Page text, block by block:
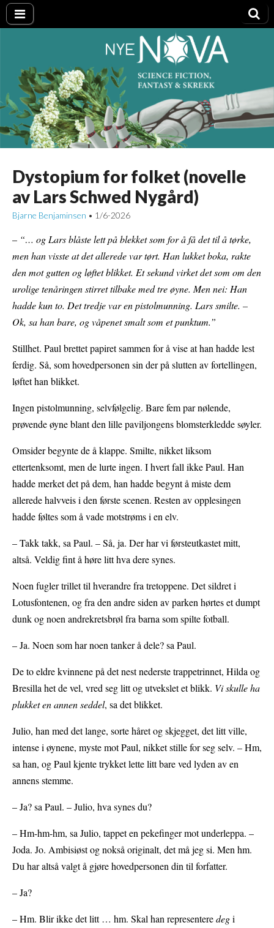
Nye NOVA
Dystopium for folket (novelle
av Lars Schwed Nygård)
Bjarne Benjaminsen • 1/6-2026
– “… og Lars blåste lett på blekket som for å få det til å tørke,
men han visste at det allerede var tørt. Han lukket boka, rakte
den mot gutten og løftet blikket. Et sekund virket det som om den
urolige tenåringen stirret tilbake med tre øyne. Men nei: Han
hadde kun to. Det tredje var en pistolmunning. Lars smilte. –
Ok, sa han bare, og våpenet smalt som et punktum.”
Stillhet. Paul brettet papiret sammen for å vise at han hadde lest
ferdig. Så, som hovedpersonen sin der på slutten av fortellingen,
løftet han blikket.
Ingen pistolmunning, selvfølgelig. Bare fem par nølende,
prøvende øyne blant den lille paviljongens blomsterkledde søyler.
Omsider begynte de å klappe. Smilte, nikket liksom
ettertenksomt, men de lurte ingen. I hvert fall ikke Paul. Han
hadde merket det på dem, han hadde begynt å miste dem
allerede halvveis i den første scenen. Resten av opplesingen
hadde føltes som å vade motstrøms i en elv.
– Takk takk, sa Paul. – Så, ja. Der har vi førsteutkastet mitt,
altså. Veldig fint å høre litt hva dere synes.
Noen fugler trillet til hverandre fra tretoppene. Det sildret i
Lotusfontenen, og fra den andre siden av parken hørtes et dumpt
dunk og noen andrekretsbrøl fra barna som spilte fotball.
– Ja. Noen som har noen tanker å dele? sa Paul.
De to eldre kvinnene på det nest nederste trappetrinnet, Hilda og
Bresilla het de vel, vred seg litt og utvekslet et blikk. Vi skulle ha
plukket en annen seddel, sa det blikket.
Julio, han med det lange, sorte håret og skjegget, det litt ville,
intense i øynene, myste mot Paul, nikket stille for seg selv. – Hm,
sa han, og Paul kjente trykket lette litt bare ved lyden av en
annens stemme.
– Ja? sa Paul. – Julio, hva synes du?
– Hm-hm-hm, sa Julio, tappet en pekefinger mot underleppa. –
Joda. Jo. Ambisiøst og nokså originalt, det må jeg si. Men hm.
Du har altså valgt å gjøre hovedpersonen din til forfatter.
– Ja?
– Hm. Blir ikke det litt … hm. Skal han representeredegi